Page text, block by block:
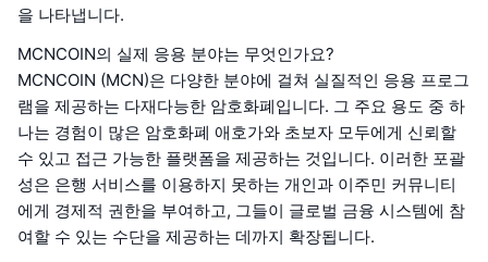
을 나타냅니다.
MCNCOIN의 실제 응용 분야는 무엇인가요?
MCNCOIN (MCN)은 다양한 분야에 걸쳐 실질적인 응용 프로그
램을 제공하는 다재다능한 암호화폐입니다. 그 주요 용도 중 하
나는 경험이 많은 암호화폐 애호가와 초보자 모두에게 신뢰할
수 있고 접근 가능한 플랫폼을 제공하는 것입니다. 이러한 포괄
성은 은행 서비스를 이용하지 못하는 개인과 이주민 커뮤니티
에게 경제적 권한을 부여하고, 그들이 글로벌 금융 시스템에 참
여할 수 있는 수단을 제공하는 데까지 확장됩니다.